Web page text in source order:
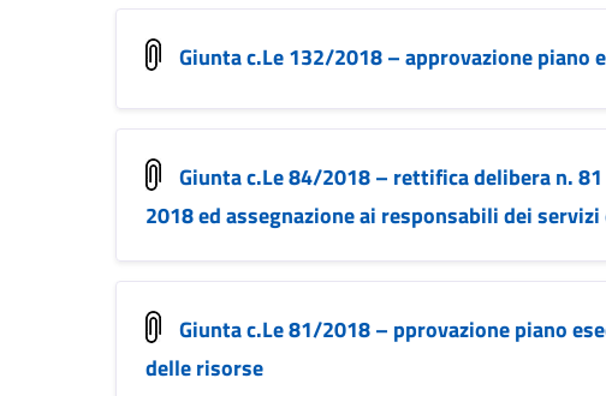
Giunta c.Le 132/2018 – approvazione
Giunta c.Le 84/2018 – rettifica delibera n.
2018 ed assegnazione ai responsabili dei
Giunta c.Le 81/2018 – pprovazione piano
delle risorse